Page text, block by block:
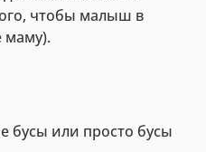
чтобы малыш в
маму).
бусы или просто бусы